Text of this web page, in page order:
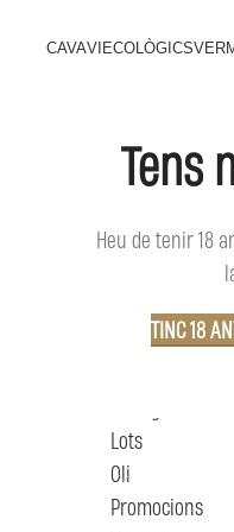
Tens
Heu de tenir 18
TINC 18
CAVAVIECOLÒGICS
BUSCAR
CATEGORIES
Lots
Oli
Promocions